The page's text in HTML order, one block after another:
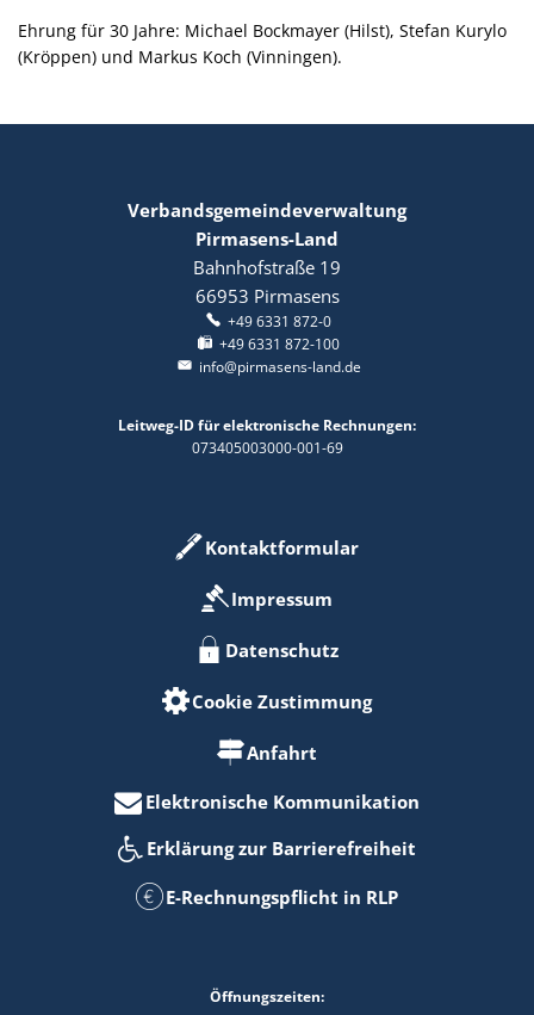
Ehrung für 30 Jahre: Michael Bockmayer (Hilst), Stefan Kurylo
(Kröppen) und Markus Koch (Vinningen).
Verbandsgemeindeverwaltung
Pirmasens-Land
Bahnhofstraße 19
66953 Pirmasens
+49 6331 872-0
+49 6331 872-100
info@pirmasens-land.de
Leitweg-ID für elektronische Rechnungen:
073405003000-001-69
Kontaktformular
Impressum
Datenschutz
Cookie Zustimmung
Anfahrt
Elektronische Kommunikation
Erklärung zur Barrierefreiheit
E-Rechnungspflicht in RLP
Öffnungszeiten: